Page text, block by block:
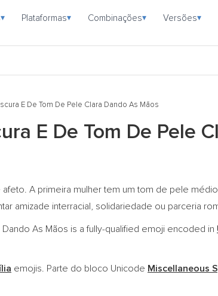
▾ Plataformas▾ Combinações▾ Versões▾
E De Tom De Pele Clara Dando As Mãos
E De Tom De Pele
A primeira mulher tem um tom de pele
amizade interracial, solidariedade ou parceria
As Mãos is a fully-qualified emoji encoded in
emojis. Parte do bloco Unicode Miscellaneous